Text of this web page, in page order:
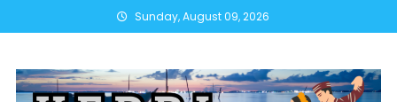
to
Sunday, August 09, 2026